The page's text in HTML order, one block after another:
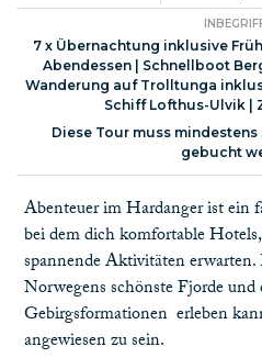
7 x Übernachtung inklusive
Abendessen | Schnellboot
Wanderung auf Trolltunga
Schiff Lofthus-Ulvik |
Diese Tour muss
gebucht
Abenteuer im Hardanger ist ein
bei dem dich komfortable
spannende Aktivitäten erwarten.
Norwegens schönste Fjorde
Gebirgsformationen erleben
angewiesen zu sein.